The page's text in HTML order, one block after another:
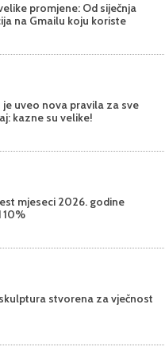
promjene: Od siječnja
na Gmailu koju koriste
je uveo nova pravila za sve
kazne su velike!
mjeseci 2026. godine
10%
stvorena za vječnost